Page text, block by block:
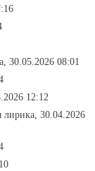
30.05.2026 08:01
12:12
лирика, 30.04.2026